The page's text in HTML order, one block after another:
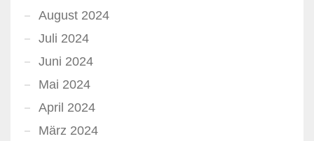
August 2024
Juli 2024
Juni 2024
Mai 2024
April 2024
März 2024